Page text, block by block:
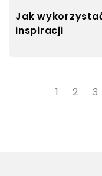
Jak
inspiracji
1 2 3